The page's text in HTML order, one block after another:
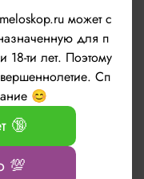
может с
для п
ти лет. Поэтому
Сп
😊
🔞
💯